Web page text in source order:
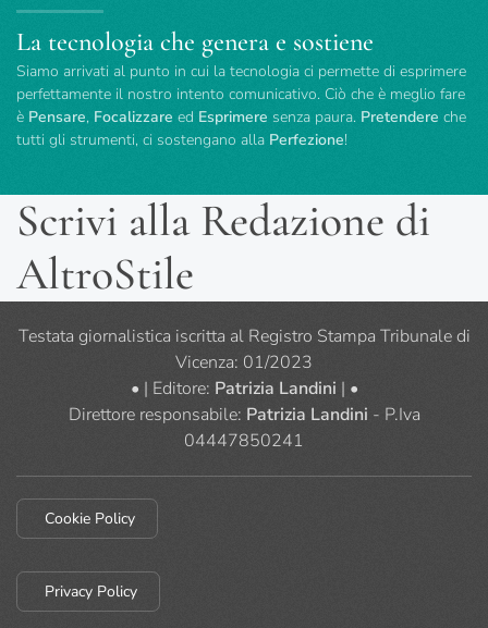
La tecnologia che genera e sostiene
Siamo arrivati al punto in cui la tecnologia ci permette di esprimere
perfettamente il nostro intento comunicativo. Ciò che è meglio fare
è Pensare, Focalizzare ed Esprimere senza paura. Pretendere che
tutti gli strumenti, ci sostengano alla Perfezione!
Scrivi alla Redazione di
AltroStile
Testata giornalistica iscritta al Registro Stampa Tribunale di
Vicenza: 01/2023
• | Editore: Patrizia Landini | •
Direttore responsabile: Patrizia Landini - P.Iva
04447850241
Cookie Policy
Privacy Policy